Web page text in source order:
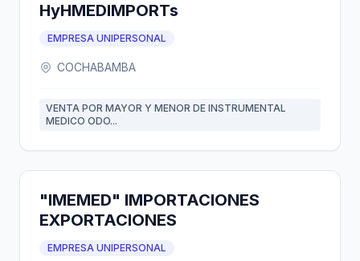
HyHMEDIMPORTs
EMPRESA UNIPERSONAL
COCHABAMBA
VENTA POR MAYOR Y MENOR DE INSTRUMENTAL
MEDICO ODO...
"IMEMED" IMPORTACIONES
EXPORTACIONES
EMPRESA UNIPERSONAL